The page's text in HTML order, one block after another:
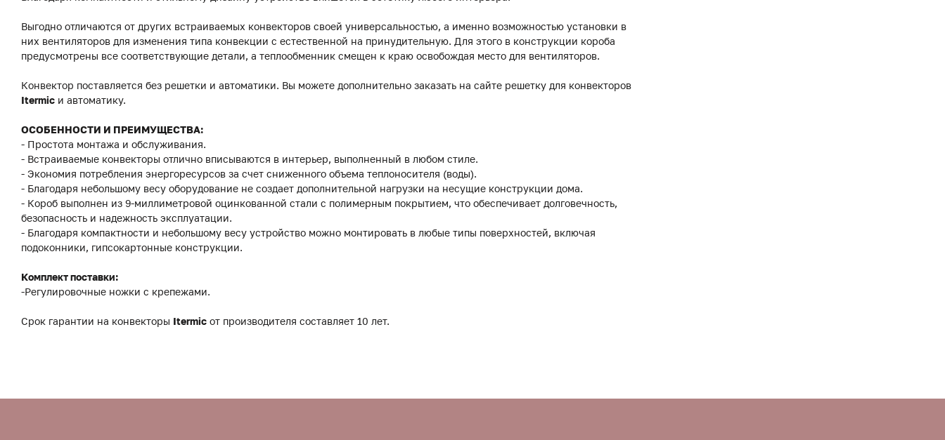
Выгодно отличаются от других встраиваемых конвекторов своей универсальностью, а именно возможностью установки в
них вентиляторов для изменения типа конвекции с естественной на принудительную. Для этого в конструкции короба
предусмотрены все соответствующие детали, а теплообменник смещен к краю освобождая место для вентиляторов.
Конвектор поставляется без решетки и автоматики. Вы можете дополнительно заказать на сайте решетку для конвекторов
Itermic и автоматику.
ОСОБЕННОСТИ И ПРЕИМУЩЕСТВА:
- Простота монтажа и обслуживания.
- Встраиваемые конвекторы отлично вписываются в интерьер, выполненный в любом стиле.
- Экономия потребления энергоресурсов за счет сниженного объема теплоносителя (воды).
- Благодаря небольшому весу оборудование не создает дополнительной нагрузки на несущие конструкции дома.
- Короб выполнен из 9-миллиметровой оцинкованной стали с полимерным покрытием, что обеспечивает долговечность,
безопасность и надежность эксплуатации.
- Благодаря компактности и небольшому весу устройство можно монтировать в любые типы поверхностей, включая
подоконники, гипсокартонные конструкции.
Комплект поставки:
-Регулировочные ножки с крепежами.
Срок гарантии на конвекторы Itermic от производителя составляет 10 лет.